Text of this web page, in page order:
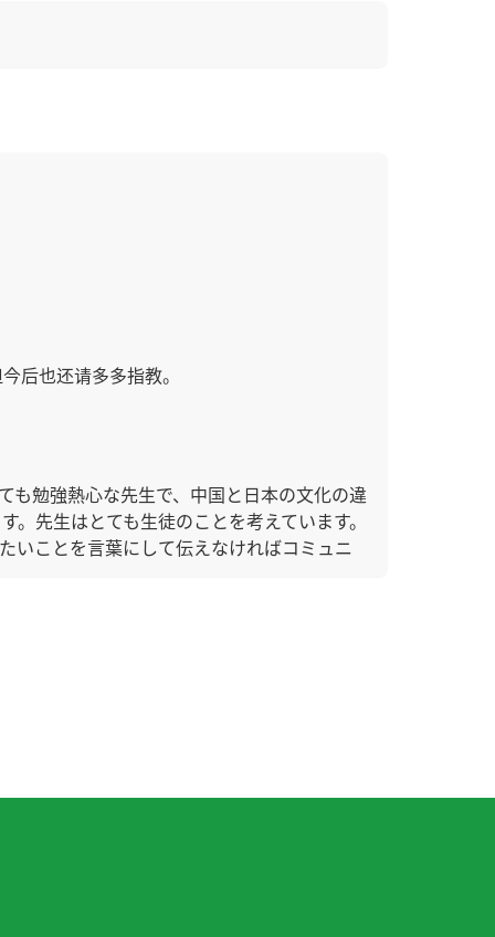
后也还请多多指教。
も勉強熱心な先生で、中国と日本の文化の違
先生はとても生徒のことを考えています。
いことを言葉にして伝えなければコミュニ
を続けられた。
で、いつも熱心な先生です。先生ともっと